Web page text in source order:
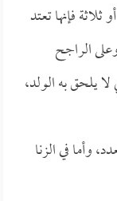
ثلاثة فإنها تعتد
الراجح
يلحق به الولد،
وأما في الزنا